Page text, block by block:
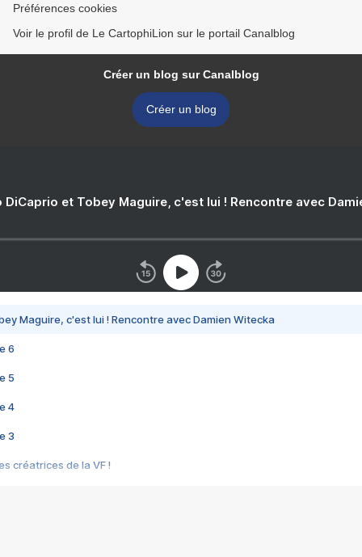
Préférences cookies
Voir le profil de Le CartophiLion sur le portail Canalblog
Créer un blog sur Canalblog
Créer un blog
DiCaprio et Tobey Maguire, c'est lui ! Rencontre avec
Maguire, c'est lui ! Rencontre avec Damien Witecka
6
5
4
3
créatrices de la VF !